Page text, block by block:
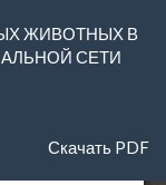
ЖИВОТНЫХ В
СЕТИ
Скачать
Скачать PDF